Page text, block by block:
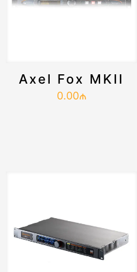
Axel Fox MKII
0.00₼